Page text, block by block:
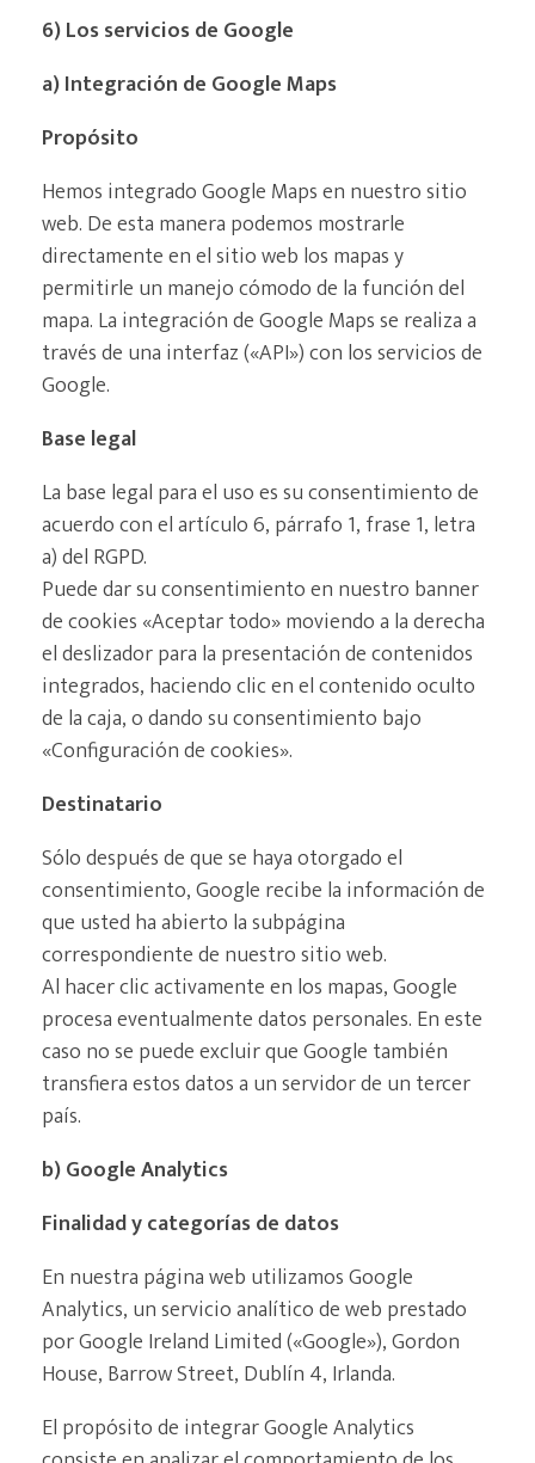
6) Los servicios de Google
a) Integración de Google Maps
Propósito
Hemos integrado Google Maps en nuestro sitio
web. De esta manera podemos mostrarle
directamente en el sitio web los mapas y
permitirle un manejo cómodo de la función del
mapa. La integración de Google Maps se realiza a
través de una interfaz («API») con los servicios de
Google.
Base legal
La base legal para el uso es su consentimiento de
acuerdo con el artículo 6, párrafo 1, frase 1, letra
a) del RGPD.
Puede dar su consentimiento en nuestro banner
de cookies «Aceptar todo» moviendo a la derecha
el deslizador para la presentación de contenidos
integrados, haciendo clic en el contenido oculto
de la caja, o dando su consentimiento bajo
«Configuración de cookies».
Destinatario
Sólo después de que se haya otorgado el
consentimiento, Google recibe la información de
que usted ha abierto la subpágina
correspondiente de nuestro sitio web.
Al hacer clic activamente en los mapas, Google
procesa eventualmente datos personales. En este
caso no se puede excluir que Google también
transfiera estos datos a un servidor de un tercer
país.
b) Google Analytics
Finalidad y categorías de datos
En nuestra página web utilizamos Google
Analytics, un servicio analítico de web prestado
por Google Ireland Limited («Google»), Gordon
House, Barrow Street, Dublín 4, Irlanda.
El propósito de integrar Google Analytics